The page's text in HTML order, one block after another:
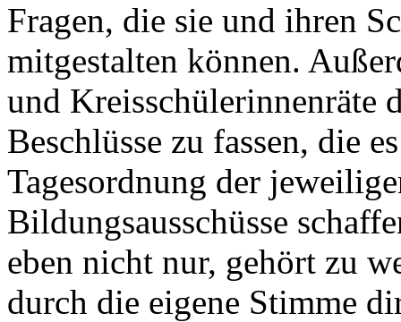
Fragen, die sie und ihren
mitgestalten können.
und Kreisschülerinnenräte
Beschlüsse zu fassen, die
Tagesordnung der
Bildungsausschüsse
eben nicht nur, gehört zu
durch die eigene Stimme